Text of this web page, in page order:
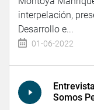
interpelación,
Desarrollo e...
01-06-2022
Somos